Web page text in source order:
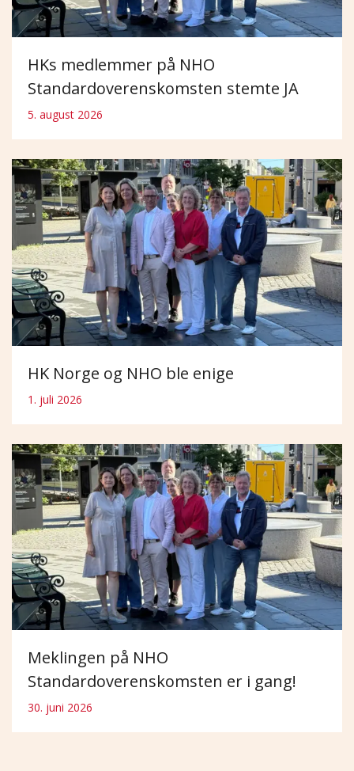
HKs medlemmer på NHO
Standardoverenskomsten stemte JA
5. august 2026
HK Norge og NHO ble enige
1. juli 2026
Meklingen på NHO
Standardoverenskomsten er i gang!
30. juni 2026